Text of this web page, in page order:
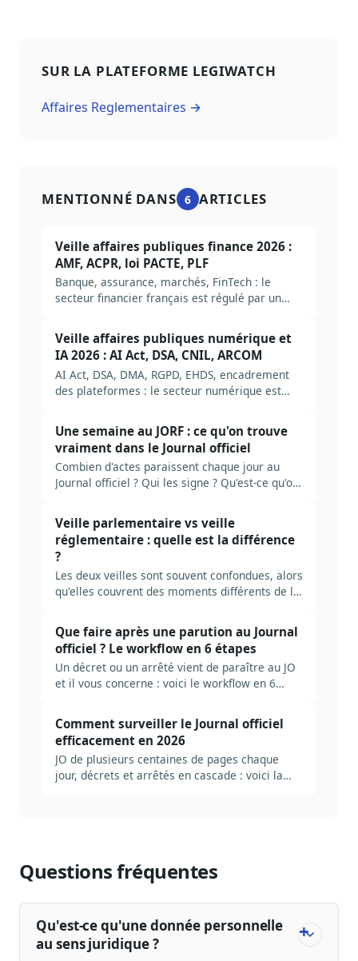
SUR LA PLATEFORME LEGIWATCH
Affaires Reglementaires →
MENTIONNÉ DANS 6 ARTICLES
Veille affaires publiques finance 2026 :
AMF, ACPR, loi PACTE, PLF
Banque, assurance, marchés, FinTech : le
secteur financier français est régulé par un
ACPR, Banque de France). Méthode complète
pour construire une veille AP finance en 2026,
avec autorités, sources et arbitrages
structurants.
Veille affaires publiques numérique et
IA 2026 : AI Act, DSA, CNIL, ARCOM
AI Act, DSA, DMA, RGPD, EHDS, encadrement
des plateformes : le secteur numérique est
numérique et IA en 2026, avec autorités,
sources et erreurs typiques.
Une semaine au JORF : ce qu'on trouve
vraiment dans le Journal officiel
Combien d'actes paraissent chaque jour au
Journal officiel ? Qui les signe ? Qu'est-ce qu'on
faut industrialiser pour ne pas se noyer.
Veille parlementaire vs veille
réglementaire : quelle est la différence
?
Les deux veilles sont souvent confondues, alors
qu'elles couvrent des moments différents de la
d'usage, et comment choisir (ou cumuler).
Que faire après une parution au Journal
officiel ? Le workflow en 6 étapes
Un décret ou un arrêté vient de paraître au JO
et il vous concerne : voici le workflow en 6
équipes et acter les changements internes.
Comment surveiller le Journal officiel
efficacement en 2026
JO de plusieurs centaines de pages chaque
jour, décrets et arrêtés en cascade : voici la
Questions fréquentes
Qu'est-ce qu'une donnée personnelle
au sens juridique ?